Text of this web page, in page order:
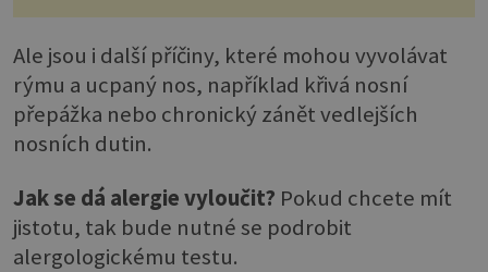
Ale jsou i další příčiny, které mohou vyvolávat
rýmu a ucpaný nos, například křivá nosní
přepážka nebo chronický zánět vedlejších
nosních dutin.
Jak se dá alergie vyloučit? Pokud chcete mít
jistotu, tak bude nutné se podrobit
alergologickému testu.